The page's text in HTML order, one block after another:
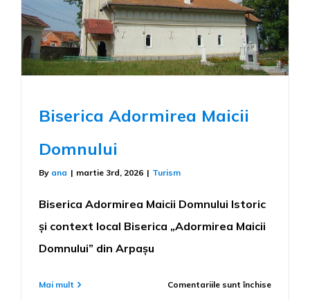
Biserica Adormirea Maicii
Domnului
By ana | martie 3rd, 2026 | Turism
Biserica Adormirea Maicii Domnului Istoric
și context local Biserica „Adormirea Maicii
Domnului” din Arpașu
Mai mult Comentariile sunt închisepentru